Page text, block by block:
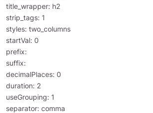
title_wrapper: h2
strip_tags: 1
styles: two_columns
startVal: 0
prefix:
suffix:
decimalPlaces: 0
duration: 2
useGrouping: 1
separator: comma